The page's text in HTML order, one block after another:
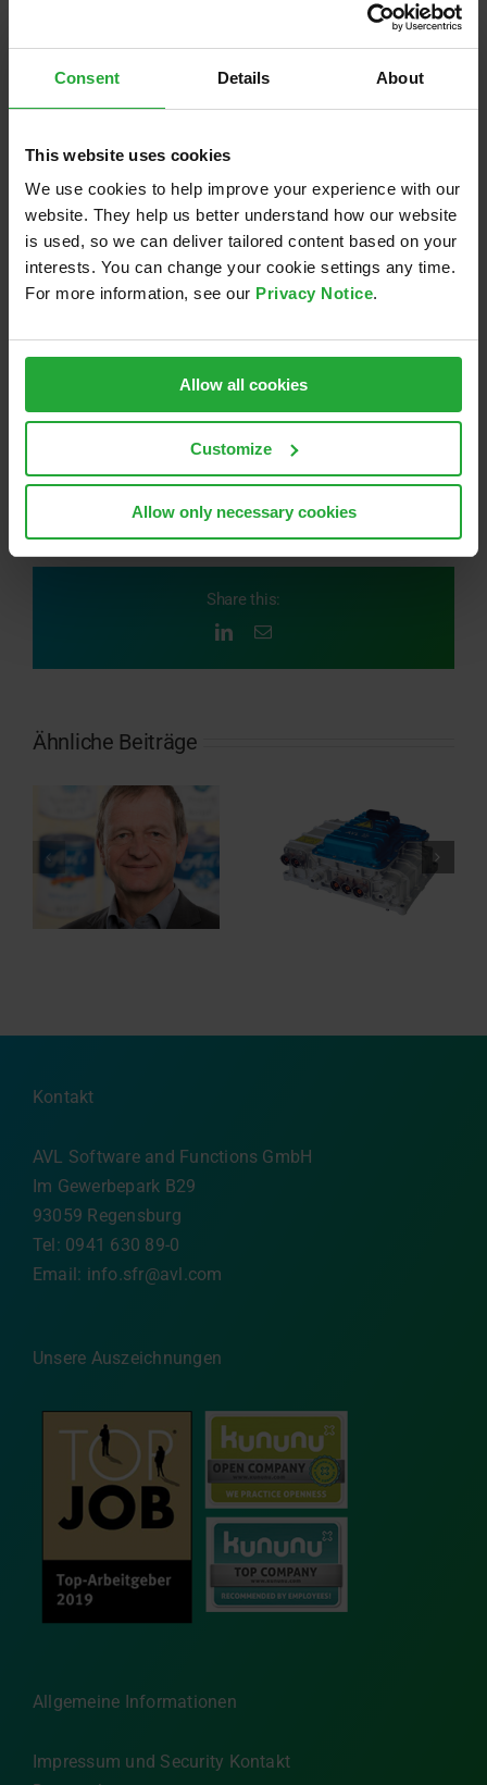
Consent Details About
This website uses cookies
We use cookies to help improve your experience with our
website. They help us better understand how our website
is used, so we can deliver tailored content based on your
interests. You can change your cookie settings any time.
For more information, see our Privacy Notice.
Allow all cookies
Customize
Allow only necessary cookies
das Datenmanagement zwischen den Kernen
rationalisiert haben.
technisches Know-how, stellen die richtigen Fragen
und liefern Ergebnisse – auch unter schwierigsten
Bedingungen.
Wie haben wir Ihr Problem gelöst? Wenn Sie mehr
wissen möchten, kontaktieren Sie uns:
November 5th, 2024
Share this:
LinkedIn
E-
Ähnliche Beiträge
Wechselrichter neu
gedacht: die Vorteile
von 800-Volt-SiC
(Siliziumkarbid)
Plattformen
Die Anforderungen
des EU Cyber
Resilience Act
sicher meistern –
wir unterstützen Sie
Kontakt
AVL Software and Functions GmbH
Im Gewerbepark B29
93059 Regensburg
Tel: 0941 630 89-0
Email: info.sfr@avl.com
Unsere Auszeichnungen
Allgemeine Informationen
Impressum und Security Kontakt